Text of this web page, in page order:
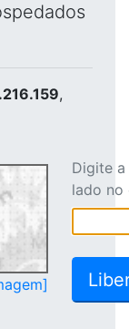
,
Digite
lado no